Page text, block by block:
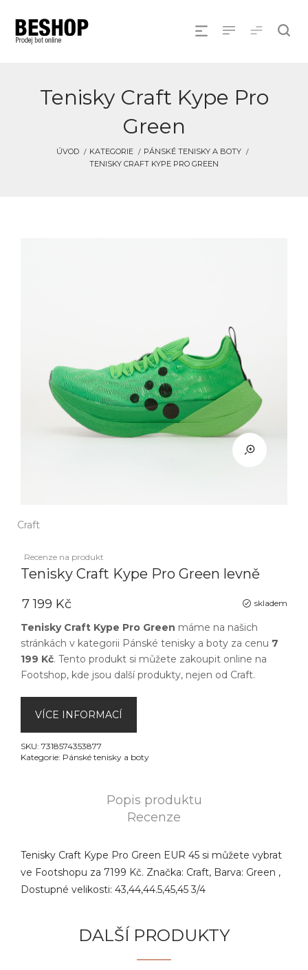
Tenisky Craft Kype Pro
Green
ÚVOD KATEGORIE
PÁNSKÉ TENISKY A BOTY
TENISKY CRAFT KYPE PRO GREEN
Craft
Recenze na produkt
Tenisky Craft Kype Pro Green levně
skladem
7 199 Kč
Tenisky Craft Kype Pro Green máme na našich
stránkách v kategorii Pánské tenisky a boty za cenu 7
199 Kč. Tento produkt si můžete zakoupit online na
Footshop, kde jsou další produkty, nejen od Craft.
VÍCE INFORMACÍ
SKU: 7318574353877
Kategorie: Pánské tenisky a boty
Popis produktu
Recenze
Tenisky Craft Kype Pro Green EUR 45 si můžete vybrat
ve Footshopu za 7199 Kč. Značka: Craft, Barva: Green ,
Dostupné velikosti: 43,44,44.5,45,45 3/4
DALŠÍ PRODUKTY